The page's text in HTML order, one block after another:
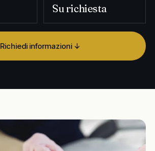
Su richiesta
Richiedi informazioni ↓